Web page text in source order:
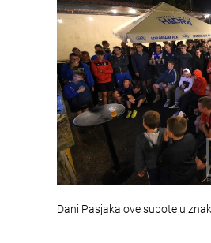
Dani Pasjaka ove subote u